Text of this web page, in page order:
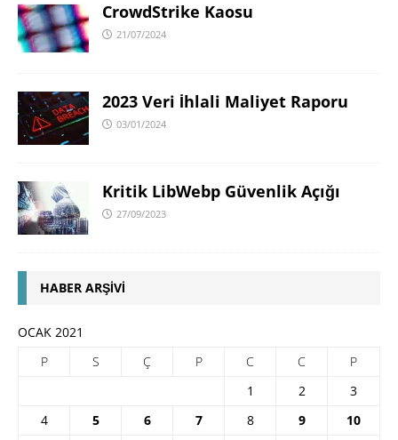
CrowdStrike Kaosu
21/07/2024
2023 Veri İhlali Maliyet Raporu
03/01/2024
Kritik LibWebp Güvenlik Açığı
27/09/2023
HABER ARŞIVI
OCAK 2021
P
S Ç P C C
P
1
2
3
4
5 6 7 8 9
10